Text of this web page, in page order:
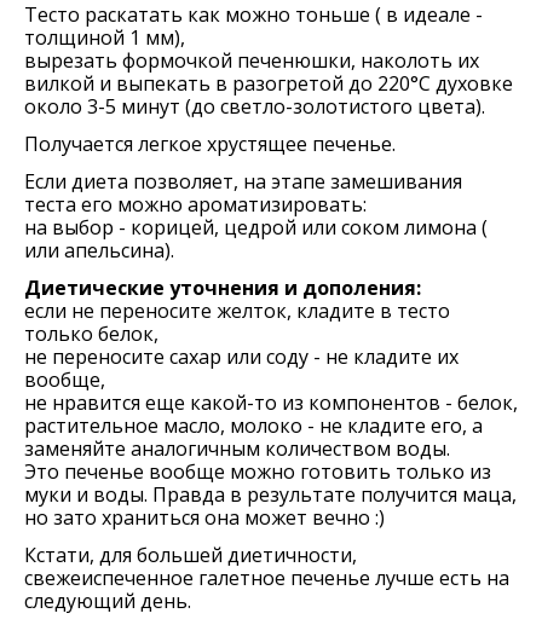
Тесто раскатать как можно тоньше ( в идеале -
толщиной 1 мм),
вырезать формочкой печенюшки, наколоть их
вилкой и выпекать в разогретой до 220°С духовке
около 3-5 минут (до светло-золотистого цвета).
Получается легкое хрустящее печенье.
Если диета позволяет, на этапе замешивания
теста его можно ароматизировать:
на выбор - корицей, цедрой или соком лимона (
или апельсина).
Диетические уточнения и дополения:
если не переносите желток, кладите в тесто
только белок,
не переносите сахар или соду - не кладите их
вообще,
не нравится еще какой-то из компонентов - белок,
растительное масло, молоко - не кладите его, а
заменяйте аналогичным количеством воды.
Это печенье вообще можно готовить только из
муки и воды. Правда в результате получится маца,
но зато храниться она может вечно :)
Кстати, для большей диетичности,
свежеиспеченное галетное печенье лучше есть на
следующий день.